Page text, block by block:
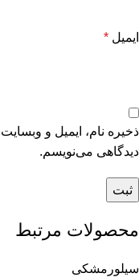
ایمیل *
ذخیره نام، ایمیل و
دیدگاهی می‌نویسم.
محصولات مرتبط
سیلور مشکی